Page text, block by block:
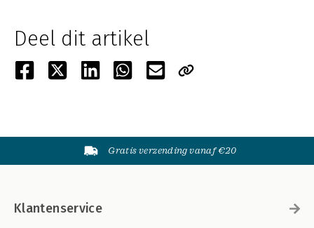
Deel dit artikel
Gratis verzending vanaf €20
Klantenservice